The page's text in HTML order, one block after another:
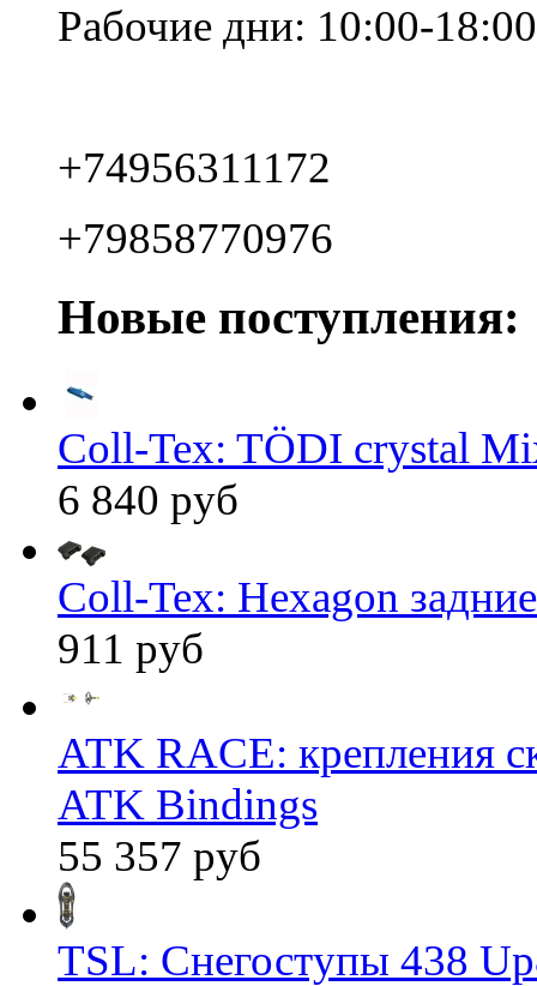
Рабочие дни: 10:00-18:00
+74956311172
+79858770976
Новые поступления:
Coll-Tex: TÖDI crystal
6 840 руб
Coll-Tex: Hexagon
911 руб
ATK RACE: крепления
ATK Bindings
55 357 руб
TSL: Снегоступы 438